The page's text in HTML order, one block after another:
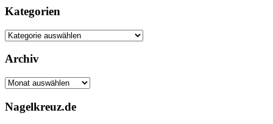
Kategorien
Kategorien
Archiv
Archiv
Nagelkreuz.de